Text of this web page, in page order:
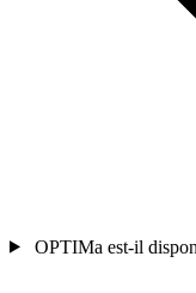
OPTIMa est-il